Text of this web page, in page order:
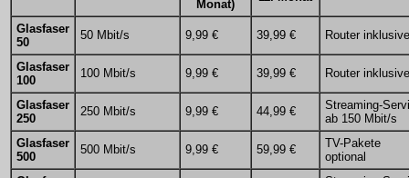
Monat)
Glasfaser
50
50 Mbit/s 9,99 € 39,99 € Router inklusive
Glasfaser
100
100 Mbit/s 9,99 € 39,99 € Router inklusive
Glasfaser
250
250 Mbit/s 9,99 € 44,99 €
Streaming-
ab 150 Mbit/s
Glasfaser
500
500 Mbit/s 9,99 € 59,99 €
TV-Pakete
optional